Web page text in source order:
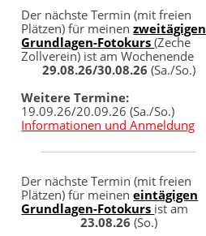
Der nächste Termin (mit freien
Plätzen) für meinenzweitägigen
Grundlagen-Fotokurs(Zeche
Zollverein) ist am Wochenende
29.08.26/30.08.26 (Sa./So.)
Weitere Termine:
19.09.26/20.09.26 (Sa./So.)
Informationen und Anmeldung
Der nächste Termin (mit freien
Plätzen) für meineneintägigen
Grundlagen-Fotokurs ist am
23.08.26 (So.)